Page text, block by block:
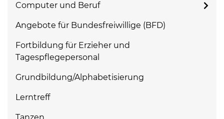
Computer und Beruf
Angebote für Bundesfreiwillige (BFD)
Fortbildung für Erzieher und
Tagespflegepersonal
Grundbildung/Alphabetisierung
Lerntreff